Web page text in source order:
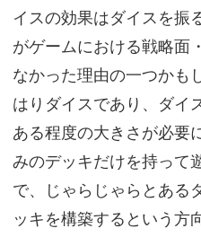
イスの効果はダイスを振
がゲームにおける戦略面
なかった理由の一つかも
はりダイスであり、ダイ
ある程度の大きさが必要
みのデッキだけを持って
で、じゃらじゃらとある
ッキを構築するという方